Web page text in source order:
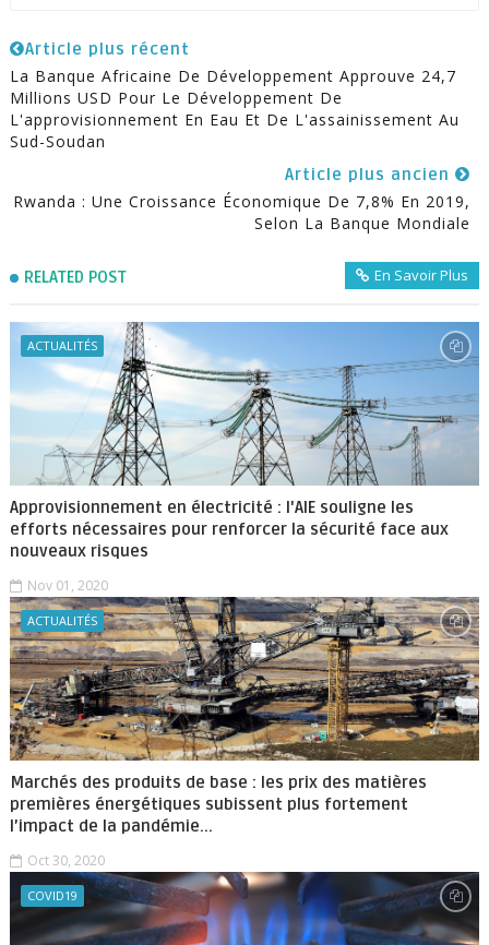
Article plus récent
La Banque Africaine De Développement Approuve 24,7
Millions USD Pour Le Développement De
L'approvisionnement En Eau Et De L'assainissement Au
Sud-Soudan
Article plus ancien
Rwanda : Une Croissance Économique De 7,8% En 2019,
Selon La Banque Mondiale
RELATED POST En Savoir Plus
ACTUALITÉS
Approvisionnement en électricité : l'AIE souligne les
efforts nécessaires pour renforcer la sécurité face aux
nouveaux risques
Nov 01, 2020
ACTUALITÉS
Marchés des produits de base : les prix des matières
premières énergétiques subissent plus fortement
l’impact de la pandémie...
Oct 30, 2020
COVID19